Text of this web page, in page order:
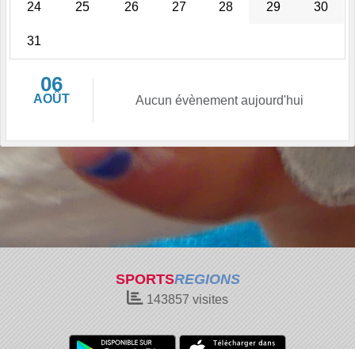
24 25 26 27 28 29 30
31
06
AOÛT Aucun évènement aujourd'hui
SPORTSREGIONS
143857 visites